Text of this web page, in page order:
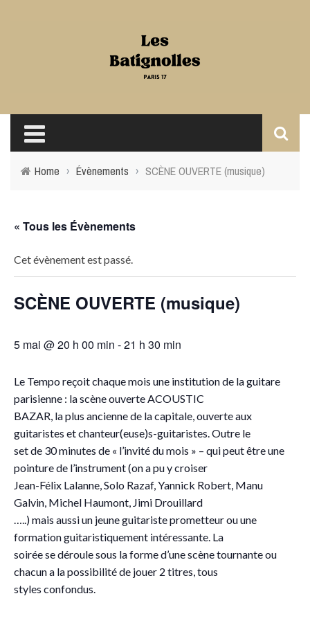
Home › Évènements › SCÈNE OUVERTE (musique)
« Tous les Évènements
Cet évènement est passé.
SCÈNE OUVERTE (musique)
5 mai @ 20 h 00 min -21 h 30 min
Le Tempo reçoit chaque mois une institution de la guitare
parisienne : la scène ouverte ACOUSTIC
BAZAR, la plus ancienne de la capitale, ouverte aux
guitaristes et chanteur(euse)s-guitaristes. Outre le
set de 30 minutes de « l’invité du mois » – qui peut être une
pointure de l’instrument (on a pu y croiser
Jean-Félix Lalanne, Solo Razaf, Yannick Robert, Manu
Galvin, Michel Haumont, Jimi Drouillard
…..) mais aussi un jeune guitariste prometteur ou une
formation guitaristiquement intéressante. La
soirée se déroule sous la forme d’une scène tournante ou
chacun a la possibilité de jouer 2 titres, tous
styles confondus.